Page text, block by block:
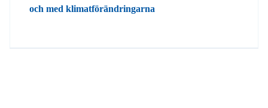
och med klimatförändringarna